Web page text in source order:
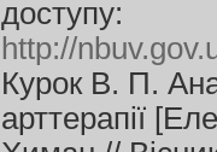
доступу:
http://
Курок В. П.
арттерапії